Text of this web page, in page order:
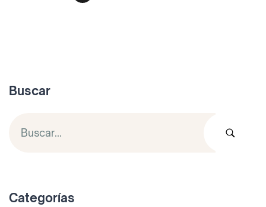
Buscar
Categorías